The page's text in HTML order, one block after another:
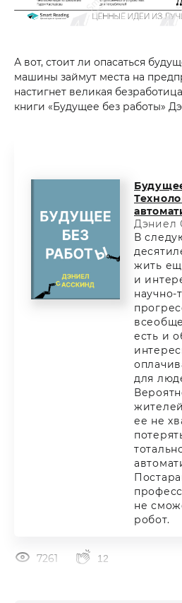
А вот, стоит ли опасаться
машины займут места на
настигнет великая
книги «Будущее без работы»
их
Дэниел
В
жить
и
научно-
есть и
для
ее не
не
робот.
7261 12